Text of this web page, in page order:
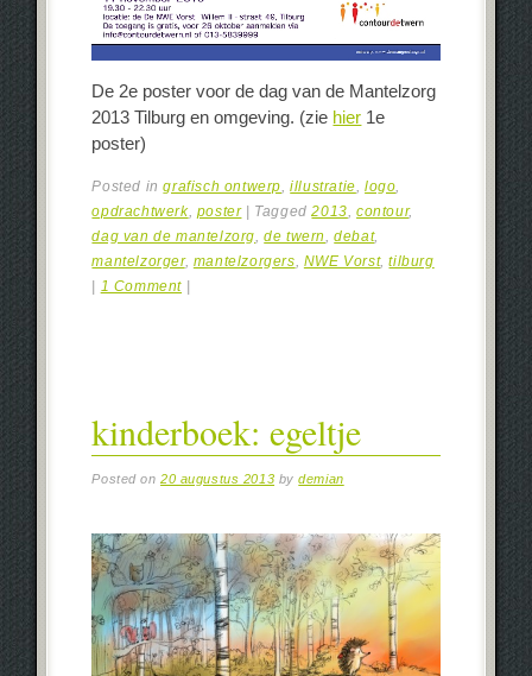
De 2e poster voor de dag van de Mantelzorg
2013 Tilburg en omgeving. (zie hier 1e
poster)
Posted ingrafisch ontwerp,illustratie,logo,
opdrachtwerk, poster Tagged2013,contour,
dag van de mantelzorg,de twern,debat,
mantelzorger, mantelzorgers, NWE Vorst,tilburg
1 Comment
kinderboek: egeltje
Posted on20 augustus 2013 bydemian